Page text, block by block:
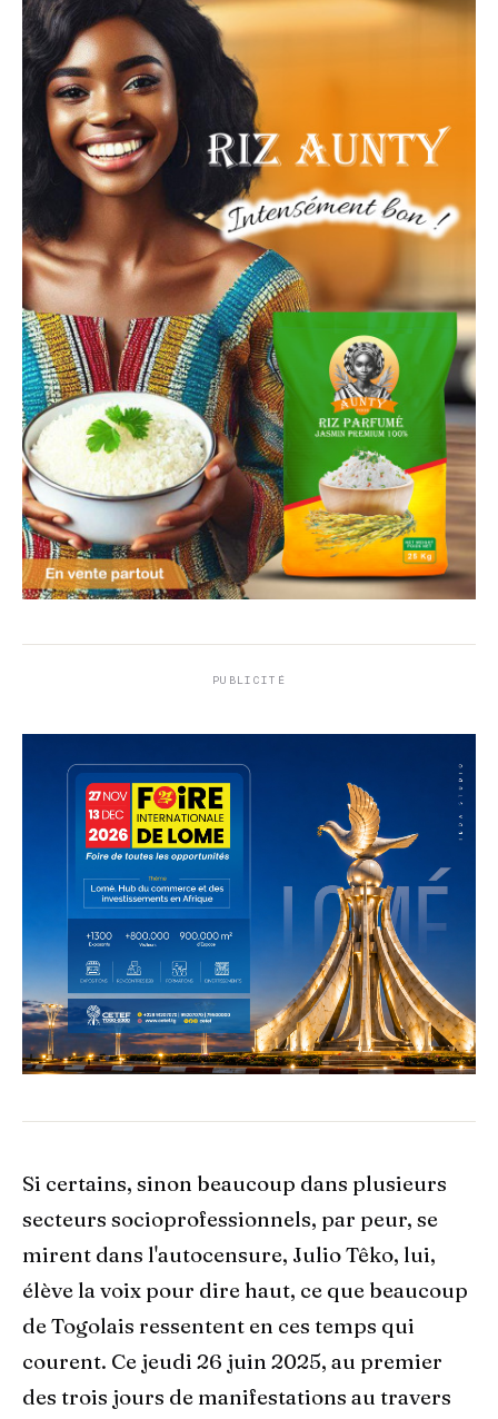
PUBLICITÉ
Si certains, sinon beaucoup dans plusieurs
secteurs socioprofessionnels, par peur, se
mirent dans l'autocensure, Julio Têko, lui,
élève la voix pour dire haut, ce que beaucoup
de Togolais ressentent en ces temps qui
courent. Ce jeudi 26 juin 2025, au premier
des trois jours de manifestations au travers